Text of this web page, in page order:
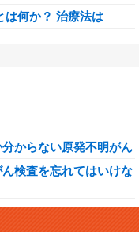
は何か？ 治療法は
からない原発不明がん
検査を忘れてはいけな